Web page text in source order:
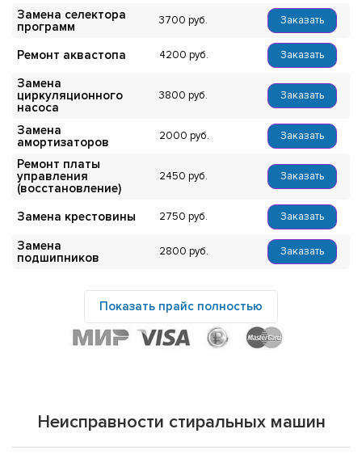
Замена селектора
программ
3700 Заказать
Ремонт аквастопа 4200 Заказать
Замена
циркуляционного
насоса
3800 Заказать
Замена
амортизаторов
2000 Заказать
Ремонт платы
управления
(восстановление)
2450 Заказать
Замена крестовины 2750 Заказать
Замена
подшипников
2800 Заказать
Показать прайс полностью
Неисправности стиральных машин